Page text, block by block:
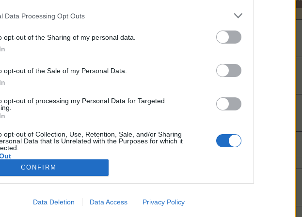
Data Processing Opt Outs
opt-out of the Sharing of my personal data.
opt-out of the Sale of my Personal Data.
opt-out of processing my Personal Data for Targeted
opt-out of Collection, Use, Retention, Sale, and/or Sharing
Data that Is Unrelated with the Purposes for which it
CONFIRM
Data Deletion Data Access Privacy Policy
6.000